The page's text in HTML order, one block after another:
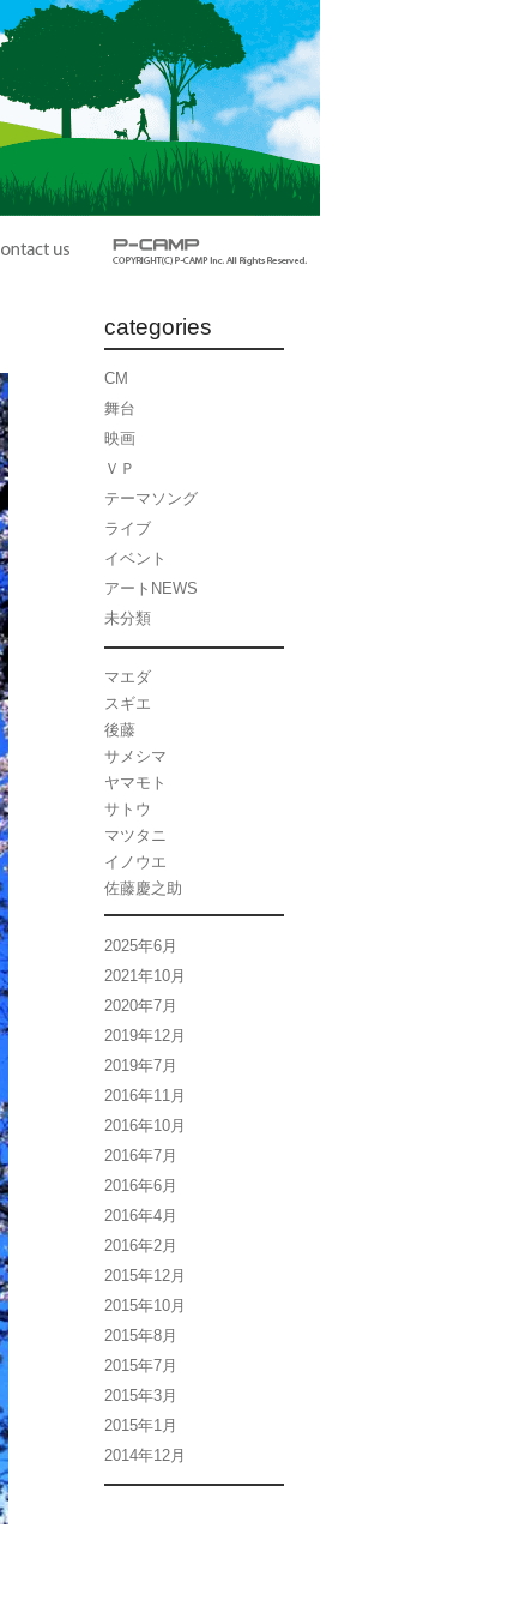
categories
CM
舞台
映画
ＶＰ
テーマソング
ライブ
イベント
アートNEWS
未分類
マエダ
スギエ
後藤
サメシマ
ヤマモト
サトウ
マツタニ
イノウエ
佐藤慶之助
2025年6月
2021年10月
2020年7月
2019年12月
2019年7月
2016年11月
2016年10月
2016年7月
2016年6月
2016年4月
2016年2月
2015年12月
2015年10月
2015年8月
2015年7月
2015年3月
2015年1月
2014年12月